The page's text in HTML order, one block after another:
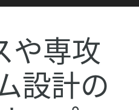
や専攻
設計の